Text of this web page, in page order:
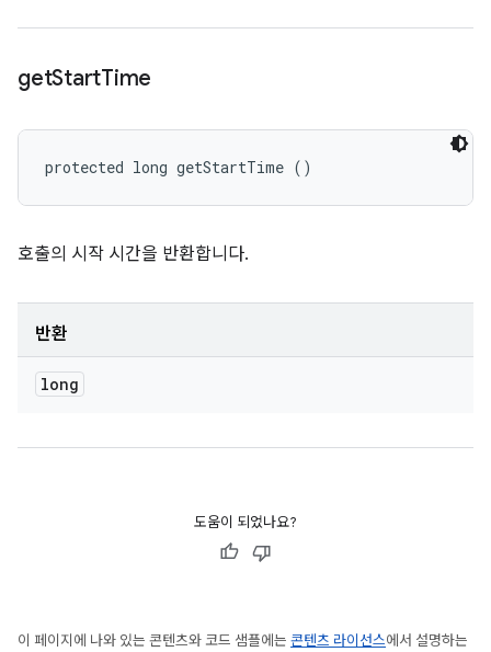
getStartTime
protected long getStartTime ()
호출의 시작 시간을 반환합니다.
반환
long
도움이 되었나요?
이 페이지에 나와 있는 콘텐츠와 코드 샘플에는 콘텐츠 라이선스에서 설명하는